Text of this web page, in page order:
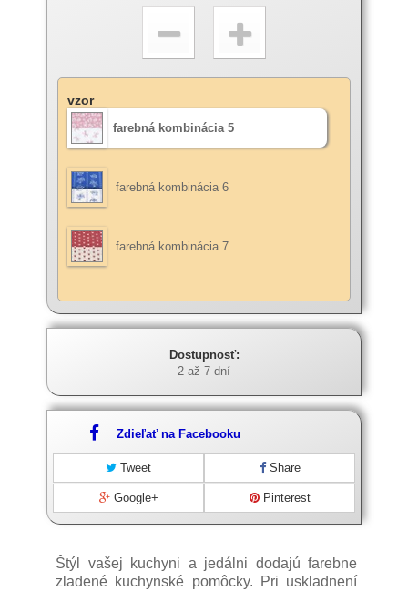
vzor
farebná kombinácia 5
farebná kombinácia 6
farebná kombinácia 7
Dostupnosť:
2 až 7 dní
Zdieľať na Facebooku
Tweet Share
Google+ Pinterest
Štýl vašej kuchyni a jedálni dodajú farebne
zladené kuchynské pomôcky. Pri uskladnení